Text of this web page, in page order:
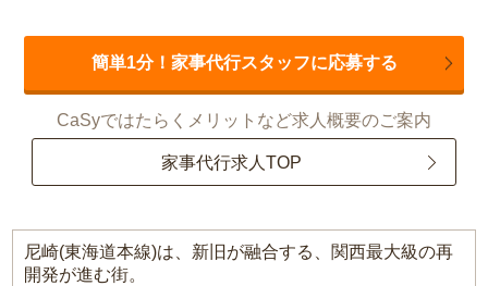
簡単1分！家事代行スタッフに応募する
CaSyではたらくメリットなど求人概要のご案内
家事代行求人TOP
尼崎(東海道本線)は、新旧が融合する、関西最大級の再
開発が進む街。